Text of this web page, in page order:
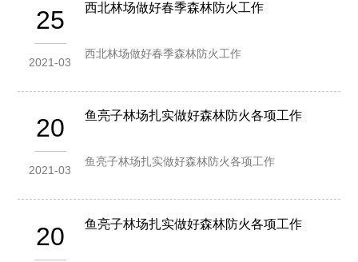
25
2021-03
西北林场做好春季森林防火工作
西北林场做好春季森林防火工作
20
2021-03
鱼亮子林场扎实做好森林防火各项工作
鱼亮子林场扎实做好森林防火各项工作
20 鱼亮子林场扎实做好森林防火各项工作